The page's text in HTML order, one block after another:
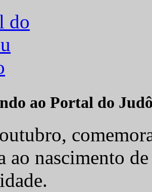
ao Portal do
ao nascimento